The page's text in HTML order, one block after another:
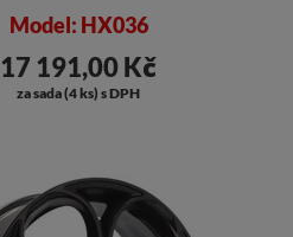
Model: HX036
17 191,00 Kč
za sada (4 ks) s DPH